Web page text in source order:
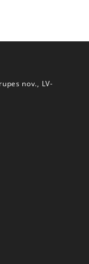
nov., LV-